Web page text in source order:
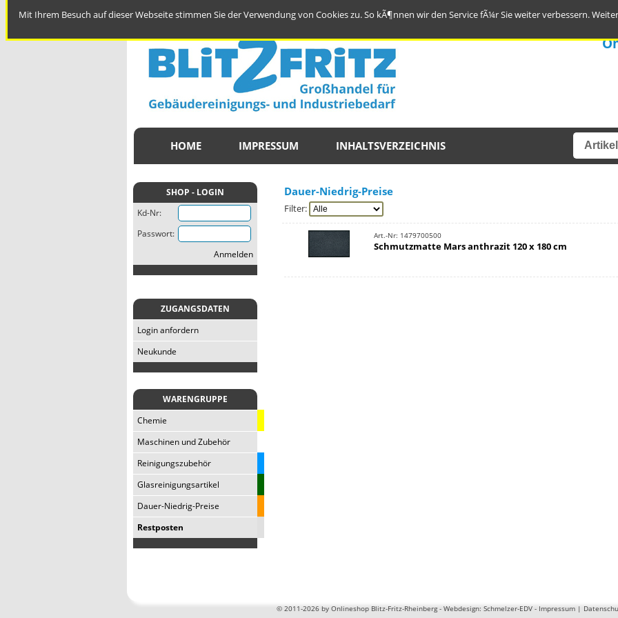
Mit Ihrem Besuch auf dieser Webseite stimmen Sie der Verwendung von Cookies zu. So kÃ¶nnen wir den Service fÃ¼r Sie weiter verbessern.
HOME IMPRESSUM INHALTSVERZEICHNIS
SHOP - LOGIN
Kd-Nr:
Passwort:
Anmelden
ZUGANGSDATEN
Login anfordern
Neukunde
WARENGRUPPE
Chemie
Maschinen und Zubehör
Reinigungszubehör
Glasreinigungsartikel
Dauer-Niedrig-Preise
Restposten
Dauer-Niedrig-Preise
Filter:
Art.-Nr: 1479700500
Schmutzmatte Mars anthrazit 120 x 180 cm
© 2011-2026 by Onlineshop Blitz-Fritz-Rheinberg - Webdesign: Schmelzer-EDV - Impressum |